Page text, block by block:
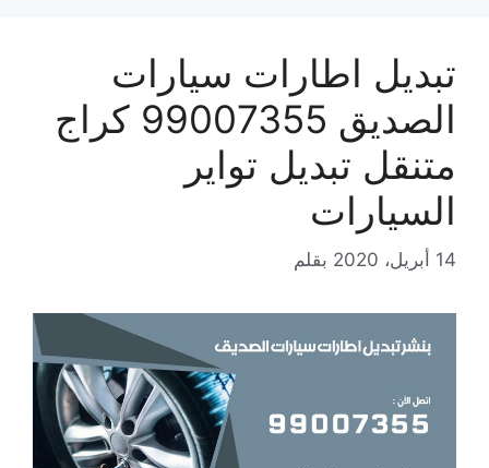
تبديل اطارات سيارات
الصديق 99007355 كراج
متنقل تبديل تواير
السيارات
14 أبريل، 2020 بقلم